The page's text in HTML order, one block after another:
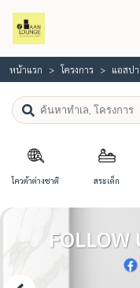
หน้าแรก โครงการ แอสป
โควต้าต่างชาติ สระเด็ก